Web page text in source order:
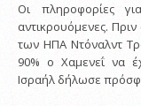
Οι πληροφορίες
αντικρουόμενες.
των ΗΠΑ Ντόναλντ
90% ο Χαμενεΐ να
Ισραήλ δήλωσε